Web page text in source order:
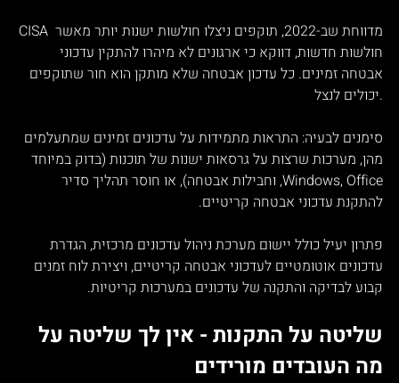
CISA מדווחת שב-2022, תוקפים ניצלו חולשות ישנות יותר מאשר
חולשות חדשות, דווקא כי ארגונים לא מיהרו להתקין עדכוני
אבטחה זמינים. כל עדכון אבטחה שלא מותקן הוא חור שתוקפים
יכולים לנצל.
סימנים לבעיה: התראות מתמידות על עדכונים זמינים שמתעלמים
מהן, מערכות שרצות על גרסאות ישנות של תוכנות (בדוק במיוחד
Windows, Office, וחבילות אבטחה), או חוסר תהליך סדיר
להתקנת עדכוני אבטחה קריטיים.
פתרון יעיל כולל יישום מערכת ניהול עדכונים מרכזית, הגדרת
עדכונים אוטומטיים לעדכוני אבטחה קריטיים, ויצירת לוח זמנים
קבוע לבדיקה והתקנה של עדכונים במערכות קריטיות.
שליטה על התקנות - אין לך שליטה על
מה העובדים מורידים